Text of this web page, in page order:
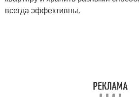
всегда эффективны.